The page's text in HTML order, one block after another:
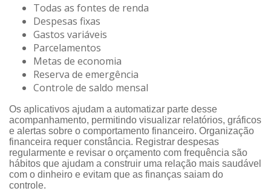
Todas as fontes de renda
Despesas fixas
Gastos variáveis
Parcelamentos
Metas de economia
Reserva de emergência
Controle de saldo mensal
Os aplicativos ajudam a automatizar parte desse
acompanhamento, permitindo visualizar relatórios, gráficos
e alertas sobre o comportamento financeiro. Organização
financeira requer constância. Registrar despesas
regularmente e revisar o orçamento com frequência são
hábitos que ajudam a construir uma relação mais saudável
com o dinheiro e evitam que as finanças saiam do
controle.